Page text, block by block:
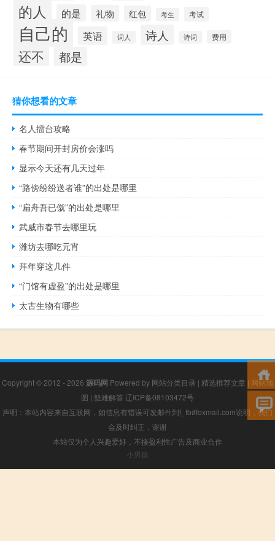
的人 的是 礼物 红包 考生 考试
自己的 英语 词人 诗人 诗词 费用
还不 都是
猜你想看的文章
名人擂台攻略
春节期间开封房价会涨吗
显示今天还有几天过年
“路傍纷纷送者谁”的出处是哪里
“扁舟吾已僦”的出处是哪里
武威市春节去哪里玩
潍坊去哪吃元宵
拜年穿这几件
“门馆有虚盈”的出处是哪里
太古生物有哪些
Copyright © 2012 - 2026 源码网 Powered by 网站分类目录 | 精选推荐文章 | 网站地
图 | 疑难解答 辽ICP备08103472号
声明：本站内容来自互联网，如信息有错误可发邮件到f_fb#foxmail.com说明，我们
会及时纠正，谢谢
本站仅为个人兴趣爱好，不接盈利性广告及商业合作
小男孩